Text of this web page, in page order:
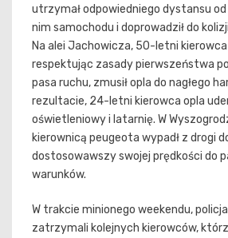
utrzymał odpowiedniego dystansu
nim samochodu i doprowadził do
Na alei Jachowicza, 50-letni
respektując zasady pierwszeństwa
pasa ruchu, zmusił opla do nagłego
rezultacie, 24-letni kierowca opla
oświetleniowy i latarnię. W
kierownicą peugeota wypadł z drogi
dostosowawszy swojej prędkości do
warunków.
W trakcie minionego weekendu,
zatrzymali kolejnych kierowców,